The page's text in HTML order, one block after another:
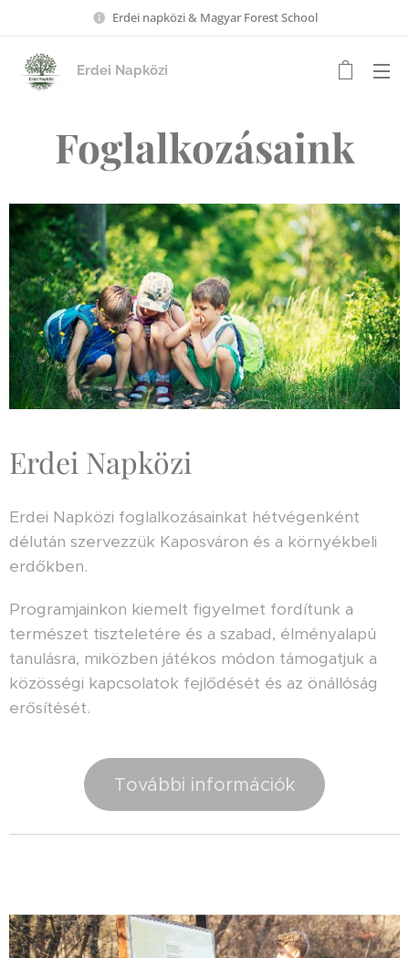
Erdei napközi & Magyar Forest School
Erdei Napközi
Foglalkozásaink
Erdei Napközi
Erdei Napközi foglalkozásainkat hétvégenként
délután szervezzük Kaposváron és a környékbeli
erdőkben.
Programjainkon kiemelt figyelmet fordítunk a
természet tiszteletére és a szabad, élményalapú
tanulásra, miközben játékos módon támogatjuk a
közösségi kapcsolatok fejlődését és az önállóság
erősítését.
További információk